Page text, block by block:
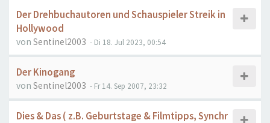
Der Drehbuchautoren und Schauspieler Streik in
Hollywood
von Sentinel2003 - Di 18. Jul 2023, 00:54
Der Kinogang
von Sentinel2003 - Fr 14. Sep 2007, 23:32
Dies & Das ( z.B. Geburtstage & Filmtipps, Synchr